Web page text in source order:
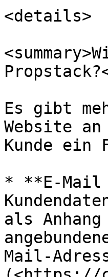
<details>
Es gibt
Website
Kunde ein
* **E-Mail
als
Mail-